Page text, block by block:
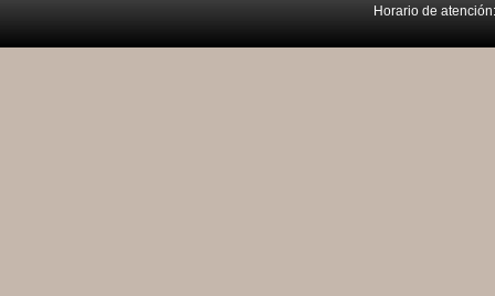
Horario de